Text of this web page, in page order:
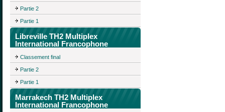
Partie 2
Partie 1
Libreville TH2 Multiplex
International Francophone
Classement final
Partie 2
Partie 1
Marrakech TH2 Multiplex
International Francophone